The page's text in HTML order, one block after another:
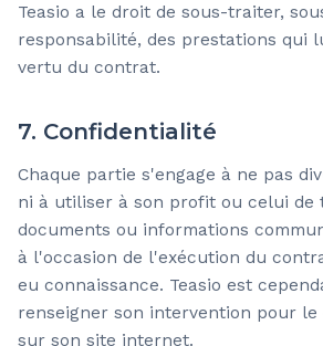
Teasio a le droit de sous-traiter,
responsabilité, des prestations qui
vertu du contrat.
7. Confidentialité
Chaque partie s'engage à ne pas
ni à utiliser à son profit ou celui de
documents ou informations
à l'occasion de l'exécution du
eu connaissance. Teasio est
renseigner son intervention pour
sur son site internet.